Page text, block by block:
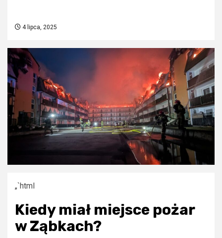
4 lipca, 2025
„`html
Kiedy miał miejsce pożar
w Ząbkach?